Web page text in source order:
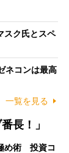
スク氏とスペ
ネコンは最高
一覧を見る
長！」
め術 投資コ